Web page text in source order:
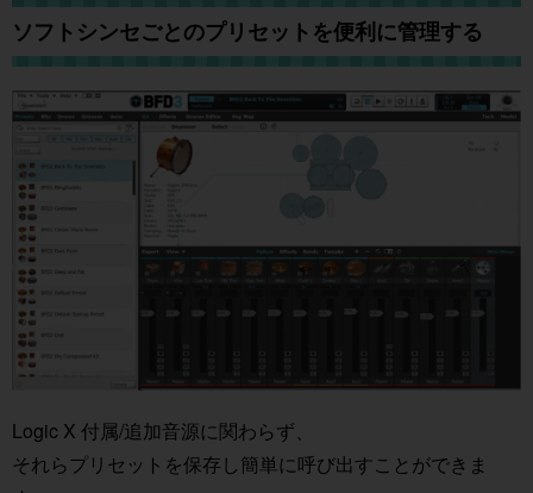
ソフトシンセごとのプリセットを便利に管理する
Logic X 付属/追加音源に関わらず、
それらプリセットを保存し簡単に呼び出すことができま